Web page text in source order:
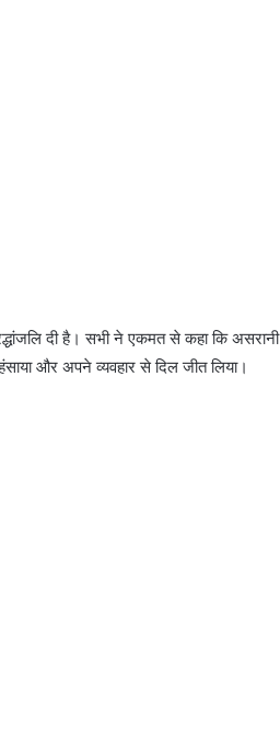
दी है। सभी ने एकमत से कहा कि असरानी
और अपने व्यवहार से दिल जीत लिया।